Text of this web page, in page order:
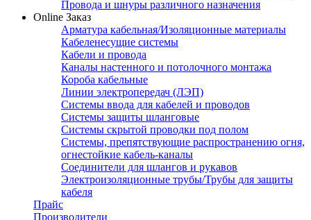
Провода и шнуры различного назначения
Online Заказ
Арматура кабельная/Изоляционные материалы
Кабеленесущие системы
Кабели и провода
Каналы настенного и потолочного монтажа
Короба кабельные
Линии электропередач (ЛЭП)
Системы ввода для кабелей и проводов
Системы защиты шланговые
Системы скрытой проводки под полом
Системы, препятствующие распространению огня,
огнестойкие кабель-каналы
Соединители для шлангов и рукавов
Электроизоляционные трубы/Трубы для защиты
кабеля
Прайс
Производители